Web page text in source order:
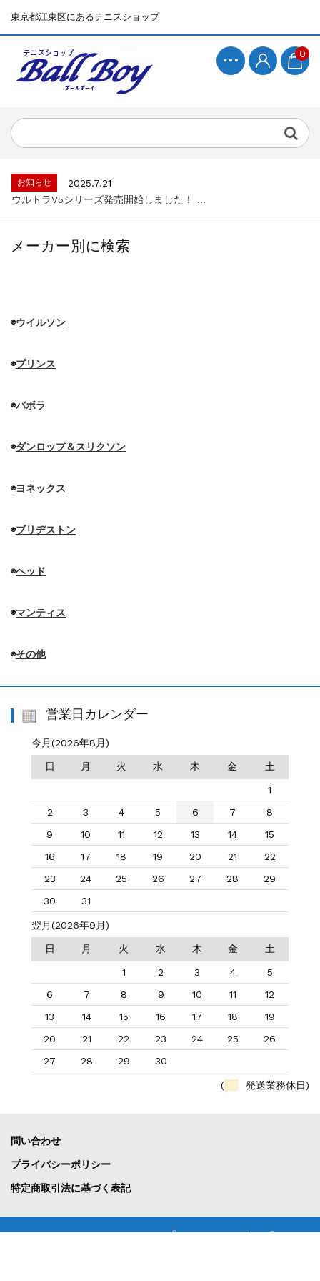
東京都江東区にあるテニスショップ
0
お知らせ
2025.7.15
お知らせ
2025.7.21
ウルトラV5シリーズ発売開始しました！ ...
お知らせ
2025.7.21
メーカー別に検索
◉ウイルソン
◉プリンス
◉バボラ
◉ダンロップ＆スリクソン
◉ヨネックス
◉ブリヂストン
◉ヘッド
◉マンティス
◉その他
営業日カレンダー
今月(2026年8月)
日 月 火 水 木 金 土
1
2
3 4 5 6 7
8
9
10 11 12 13 14
15
16
17 18 19 20 21
22
23
24 25 26 27 28
29
30
31
翌月(2026年9月)
日 月 火 水 木 金 土
1 2 3 4
5
6
7 8 9 10 11
12
13
14 15 16 17 18
19
20
21 22 23 24 25
26
27
28 29 30
( 発送業務休日)
問い合わせ
プライバシーポリシー
特定商取引法に基づく表記
テニスショップBallBoy